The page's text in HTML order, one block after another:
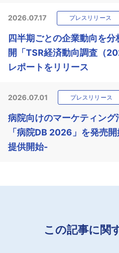
2026.07.17 プレスリリース
四半期ごとの企業動向を
開「TSR経済動向調査（
レポートをリリース
2026.07.01 プレスリリース
病院向けのマーケティング
「病院DB 2026」を発売
提供開始-
この記事に関